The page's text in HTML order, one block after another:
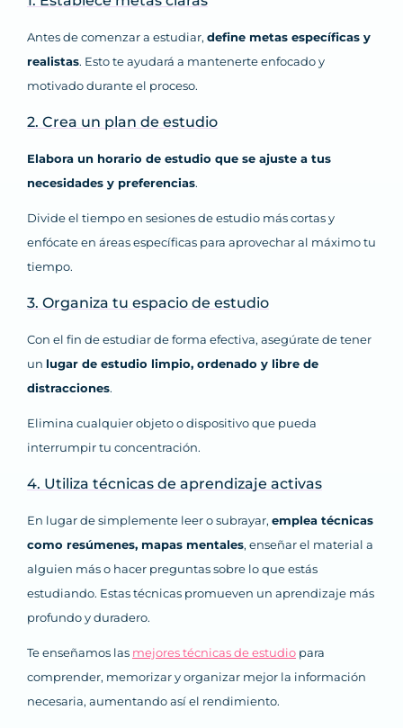
Antes de comenzar a estudiar, define metas específicas y
realistas. Esto te ayudará a mantenerte enfocado y
motivado durante el proceso.
2. Crea un plan de estudio
Elabora un horario de estudio que se ajuste a tus
necesidades y preferencias.
Divide el tiempo en sesiones de estudio más cortas y
enfócate en áreas específicas para aprovechar al máximo tu
tiempo.
3. Organiza tu espacio de estudio
Con el fin de estudiar de forma efectiva, asegúrate de tener
un lugar de estudio limpio, ordenado y libre de
distracciones.
Elimina cualquier objeto o dispositivo que pueda
interrumpir tu concentración.
4. Utiliza técnicas de aprendizaje activas
En lugar de simplemente leer o subrayar, emplea técnicas
como resúmenes, mapas mentales, enseñar el material a
alguien más o hacer preguntas sobre lo que estás
estudiando. Estas técnicas promueven un aprendizaje más
profundo y duradero.
Te enseñamos las mejores técnicas de estudio para
comprender, memorizar y organizar mejor la información
necesaria, aumentando así el rendimiento.